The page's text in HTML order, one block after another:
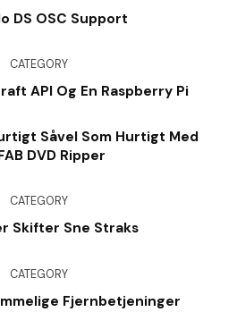
DS OSC Support
CATEGORY
API Og En Raspberry Pi
Såvel Som Hurtigt Med
DVD Ripper
CATEGORY
Skifter Sne Straks
CATEGORY
Fjernbetjeninger